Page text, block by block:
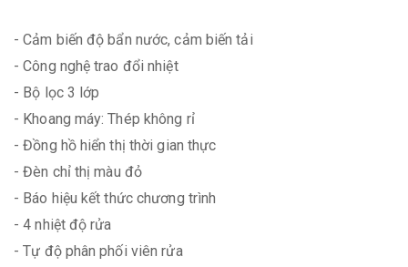
- Cảm biến độ bẩn nước, cảm biến tải
- Công nghệ trao đổi nhiệt
- Bộ lọc 3 lớp
- Khoang máy: Thép không rỉ
- Đồng hồ hiển thị thời gian thực
- Đèn chỉ thị màu đỏ
- Báo hiệu kết thức chương trình
- 4 nhiệt độ rửa
- Tự độ phân phối viên rửa